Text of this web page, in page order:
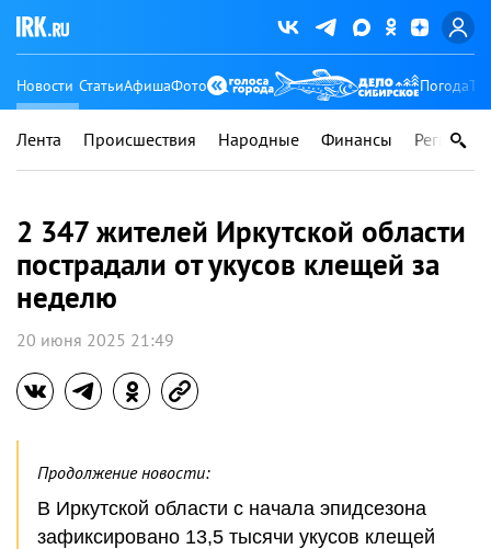
Новости СтатьиАфишаФото Погода
Лента Происшествия Народные Финансы Регионы
2 347 жителей Иркутской области
пострадали от укусов клещей за
неделю
20 июня 2025 21:49
Продолжение новости:
В Иркутской области с начала эпидсезона
зафиксировано 13,5 тысячи укусов клещей